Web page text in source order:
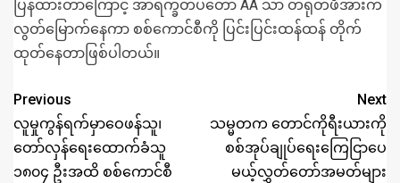
ပြန်ထားတာကြောင့် အာရက္ခတပ်တော် AA သာ တရုတ်ဖိအားက
လွတ်မြောက်နေကာ စစ်ကောင်စီကို ပြင်းပြင်းထန်ထန် တိုက်
ထုတ်နေတာဖြစ်ပါတယ်။
Previous
လူမှုကွန်ရက်မှာဝေဖန်သူ၊
တော်လှန်ရေးထောက်ခံသူ
၁၈၀၄ ဦးအထိ စစ်ကောင်စီ
Next
သမ္မတက တောင်ကိုရီးယားကို
စစ်အုပ်ချုပ်ရေးကြေငြာပေ
မယ့်လွှတ်တော်အမတ်များ